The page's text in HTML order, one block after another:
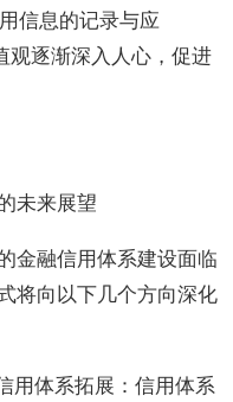
信息的记录与应
观逐渐深入人心，促进
未来展望
金融信用体系建设面临
将向以下几个方向深化
用体系拓展：信用体系